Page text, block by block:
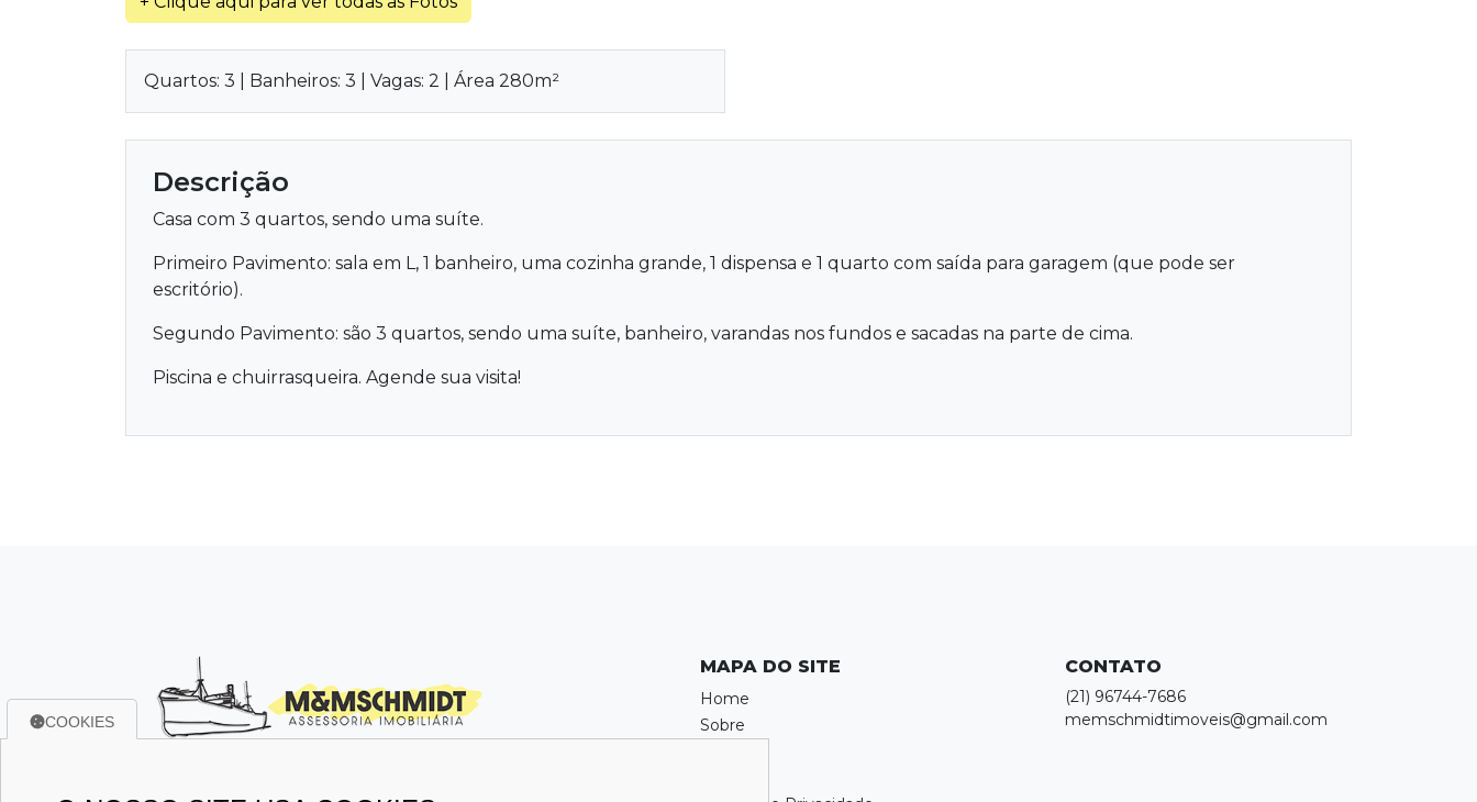
Quartos: 3 | Banheiros: 3 | Vagas: 2 | Área 280m²
Descrição
Casa com 3 quartos, sendo uma suíte.
Primeiro Pavimento: sala em L, 1 banheiro, uma cozinha grande, 1 dispensa e 1 quarto com saída para garagem (que pode ser
escritório).
Segundo Pavimento: são 3 quartos, sendo uma suíte, banheiro, varandas nos fundos e sacadas na parte de cima.
Piscina e chuirrasqueira. Agende sua visita!
MAPA DO SITE
Home
Sobre
CONTATO
(21) 96744-7686
memschmidtimoveis@gmail.com
COOKIES